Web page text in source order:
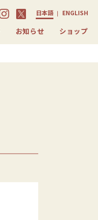
日本語 ENGLISH
お知らせ ショップ